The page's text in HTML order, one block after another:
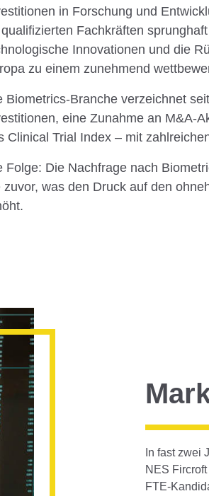
in Forschung und
Fachkräften
Innovationen und die
zu einem zunehmend
Biometrics-Branche verzeichnet
eine Zunahme an M&A-
Clinical Trial Index – mit
Folge: Die Nachfrage nach
zuvor, was den Druck auf den
In fast zwei
NES
FTE-